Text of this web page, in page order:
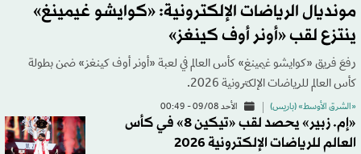
مونديال الرياضات الإلكترونية: «كوايشو غيمينغ»
ينتزع لقب «أونر أوف كينغز»
رفعَ فريق «كوايشو غيمينغ» كأس العالم في لعبة «أونر أوف كينغز» ضمن بطولة
كأس العالم للرياضات الإلكترونية 2026.
«الشرق الأوسط» (باريس) الأحد 09/08 - 00:49
«إم. زبير» يحصد لقب «تيكين 8» في كأس
العالم للرياضات الإلكترونية 2026